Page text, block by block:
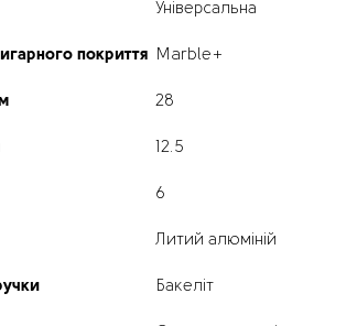
Універсальна
покриття Marble+
28
12.5
6
Литий алюміній
Бакеліт